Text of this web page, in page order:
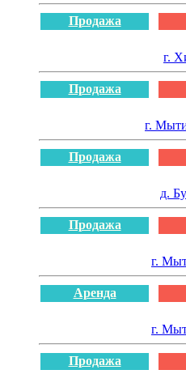
Продажа
г.
Продажа
г.
Продажа
д.
Продажа
г.
Аренда
г.
Продажа